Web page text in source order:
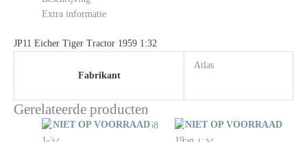
Extra informatie
JP11 Eicher Tiger Tractor 1959 1:32
Fabrikant
Atlas
Gerelateerde producten
NIET OP VOORRAAD NIET OP VOORRAAD